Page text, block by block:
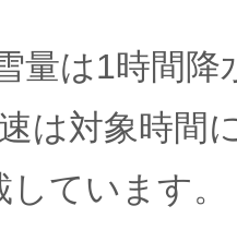
量は1時間降
は対象時間
しています。